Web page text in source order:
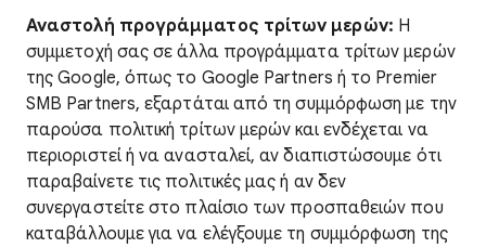
Αναστολή προγράμματος τρίτων μερών: Η
συμμετοχή σας σε άλλα προγράμματα τρίτων μερών
της Google, όπως το Google Partners ή το Premier
SMB Partners, εξαρτάται από τη συμμόρφωση με την
παρούσα πολιτική τρίτων μερών και ενδέχεται να
περιοριστεί ή να ανασταλεί, αν διαπιστώσουμε ότι
παραβαίνετε τις πολιτικές μας ή αν δεν
συνεργαστείτε στο πλαίσιο των προσπαθειών που
καταβάλλουμε για να ελέγξουμε τη συμμόρφωση της